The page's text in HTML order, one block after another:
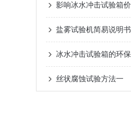
盐雾试验机简易说明书
丝状腐蚀试验方法一